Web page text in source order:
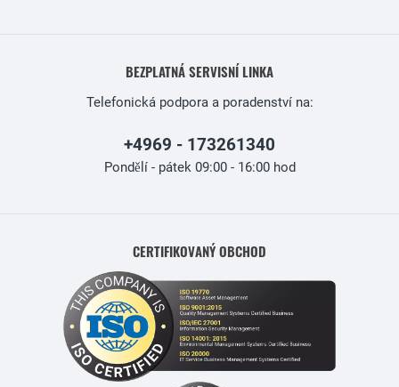
BEZPLATNÁ SERVISNÍ LINKA
Telefonická podpora a poradenství na:
+4969 - 173261340
Pondělí - pátek 09:00 - 16:00 hod
CERTIFIKOVANÝ OBCHOD